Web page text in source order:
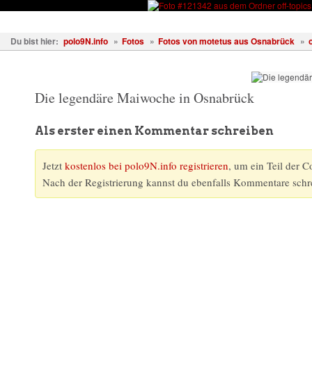
Du bist hier: polo9N.info » Fotos » Fotos von motetus aus Osnabrück »
Die legendäre Maiwoche in Osnabrück
Als erster einen Kommentar schreiben
Jetzt kostenlos bei polo9N.info registrieren, um ein Teil der
Nach der Registrierung kannst du ebenfalls Kommentare